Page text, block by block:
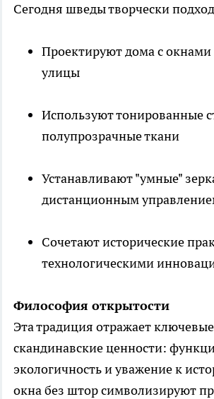
Сегодня шведы творчески
Проектируют дома с окнами
улицы
Используют тонированные
полупрозрачные ткани
Устанавливают "умные"
дистанционным
Сочетают исторические
технологическими
Философия открытости
Эта традиция отражает ключевые
скандинавские ценности:
экологичность и уважение к
окна без штор символизируют